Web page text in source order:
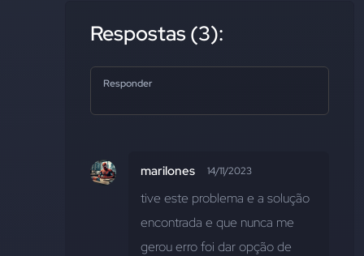
Respostas (3):
Responder
marilones 14/11/2023
tive este problema e a solução
encontrada e que nunca me
gerou erro foi dar opção de